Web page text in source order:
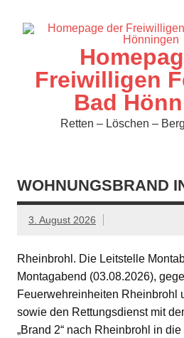
springen
Freiwilligen
Bad
Retten – Löschen –
WOHNUNGSBRAND
3. August 2026
Rheinbrohl. Die Leitstelle
Montagabend (03.08.2026),
Feuerwehreinheiten Rheinbrohl
sowie den Rettungsdienst mit
„Brand 2“ nach Rheinbrohl in